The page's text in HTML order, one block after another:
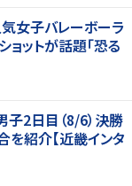
気女子バレーボーラ
ットが話題「恐る
2日目（8/6）決勝
を紹介【近畿インタ